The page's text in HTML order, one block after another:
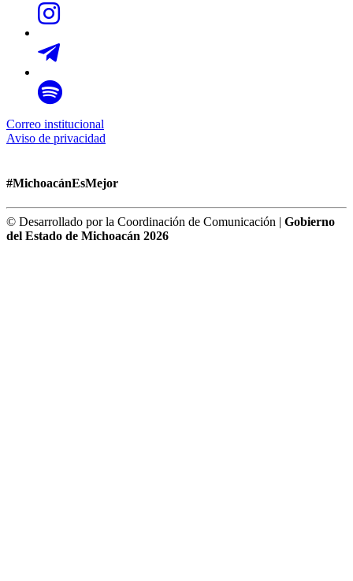
Correo institucional
Aviso de privacidad
#MichoacánEsMejor
© Desarrollado por la Coordinación de Comunicación | Gobierno
del Estado de Michoacán 2026